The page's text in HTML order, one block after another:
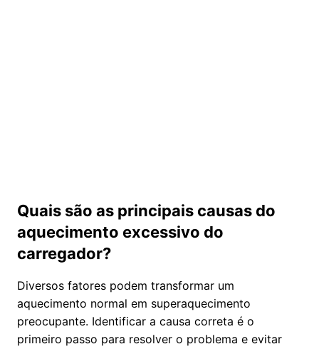
Quais são as principais causas do
aquecimento excessivo do
carregador?
Diversos fatores podem transformar um
aquecimento normal em superaquecimento
preocupante. Identificar a causa correta é o
primeiro passo para resolver o problema e evitar